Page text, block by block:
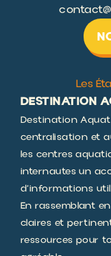
Les
DESTINATION
Destination
centralisation et
les centres
d’informations
En rassemblant
claires et
Bienvenue sur